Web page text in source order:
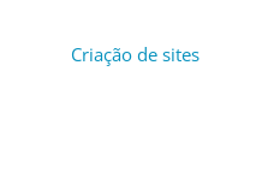
Criação de sites